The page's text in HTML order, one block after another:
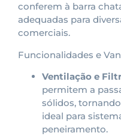
conferem à barra
adequadas para
comerciais.
Funcionalidades e
Ventilação e
permitem a
sólidos,
ideal para
peneiramento.